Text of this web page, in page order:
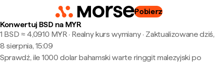
Pobierz
Konwertuj BSD na MYR
1 BSD ≈ 4,0910 MYR · Realny kurs wymiany· Zaktualizowane dziś,
8 sierpnia, 15:09
Sprawdź, ile 1000 dolar bahamski warte ringgit malezyjski po